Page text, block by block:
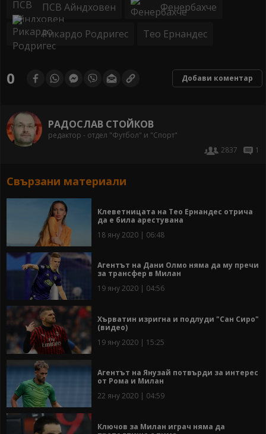
ПСВ Айндховен Фенербахче
Рикардо Родригес Тео Ернандес
0 Добави коментар
РАДОСЛАВ СТОЙКОВ
редактор - отдел "Футбол" и "Спорт"
2837
1
Свързани материали
Клеветницата на Тео Ернандес отрича
да е била арестувана
18 яну 2020 | 06:48
Агентът на Дани Олмо няма да му пречи
за трансфер в Милан
19 яну 2020 | 04:56
Хърватин изригна и подлуди "Сан Сиро"
(видео)
19 яну 2020 | 15:25
Агентът на Янузай потвърди за интерес
от Рома и Милан
22 яну 2020 | 04:59
Ключов за Милан играч няма да